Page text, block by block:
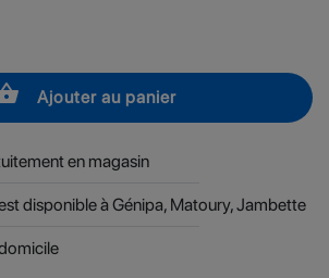
Ajouter au panier
en magasin
disponible à Génipa, Matoury, Jambette